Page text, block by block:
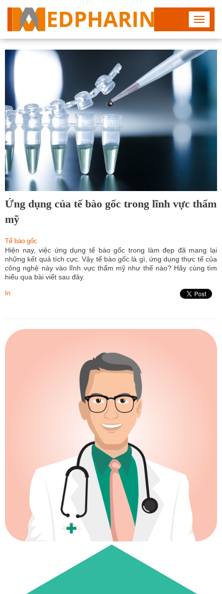
Toggle
Ứng dụng của tế bào gốc trong lĩnh vực thẩm
mỹ
Tế bào gốc
Hiện nay, việc ứng dụng tế bào gốc trong làm đẹp đã mang lại
những kết quả tích cực. Vậy tế bào gốc là gì, ứng dụng thực tế của
công nghệ này vào lĩnh vực thẩm mỹ như thế nào? Hãy cùng tìm
hiểu qua bài viết sau đây.
In